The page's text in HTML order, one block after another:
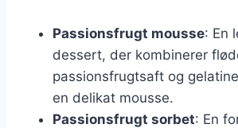
Passionsfrugt mousse: En
dessert, der kombinerer
passionsfrugtsaft og
en delikat mousse.
Passionsfrugt sorbet: En